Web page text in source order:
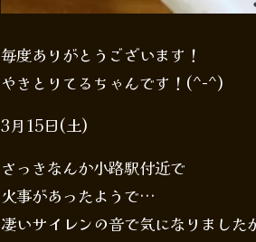
毎度ありがとうございます！
やきとりてるちゃんです！(^-^)
3月15日(土)
さっきなんか小路駅付近で
火事があったようで…
凄いサイレンの音で気になりました